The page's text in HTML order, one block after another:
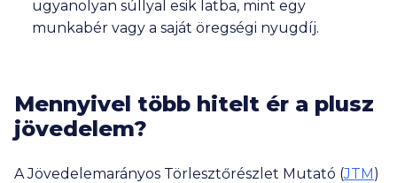
ugyanolyan súllyal esik latba, mint egy
munkabér vagy a saját öregségi nyugdíj.
Mennyivel több hitelt ér a plusz
jövedelem?
A Jövedelemarányos Törlesztőrészlet Mutató (JTM)